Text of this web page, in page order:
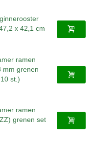
x 42,1 cm
ramen
mm grenen
st.)
ramen
grenen set